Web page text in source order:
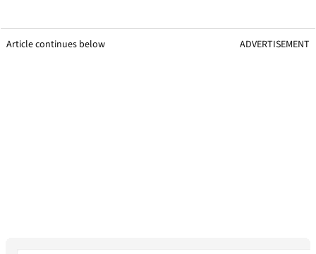
Article continues below ADVERTISEMENT